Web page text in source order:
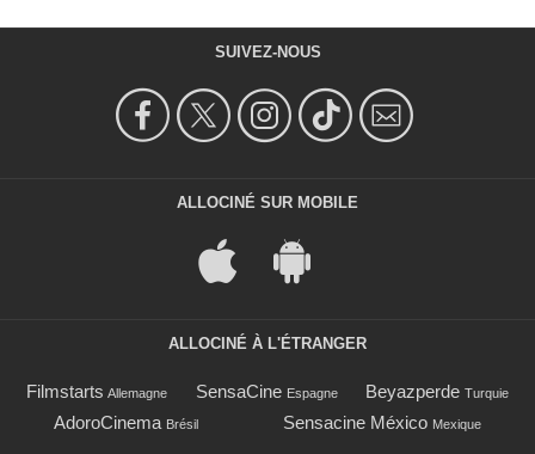
SUIVEZ-NOUS
ALLOCINÉ SUR MOBILE
ALLOCINÉ À L'ÉTRANGER
Filmstarts Allemagne SensaCine Espagne Beyazperde Turquie
AdoroCinema Brésil Sensacine México Mexique